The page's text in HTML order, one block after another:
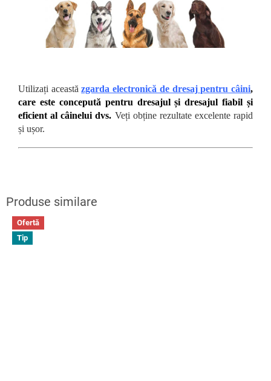
Utilizați aceastăzgarda electronică de dresaj pentru câini,
care este concepută pentru dresajul și dresajul fiabil și
eficient al câinelui dvs. Veți obține rezultate excelente rapid
și ușor.
Ofertă
Tip